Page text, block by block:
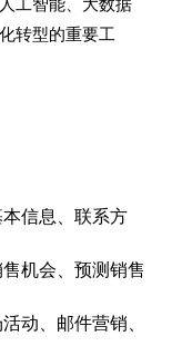
工智能、大数据
转型的重要工
本信息、联系方
机会、预测销售
动、邮件营销、